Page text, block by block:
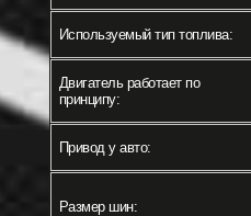
Используемый тип топлива:
Двигатель работает по
принципу:
Привод у авто:
Размер шин: